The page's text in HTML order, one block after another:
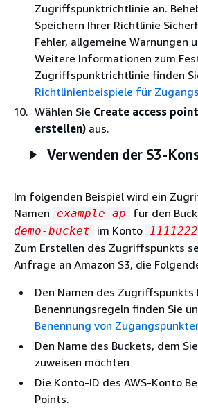
Zugriffspunktrichtlinie an.
Speichern Ihrer Richtlinie
Fehler, allgemeine Warnungen
Weitere Informationen zum
Zugriffspunktrichtlinie finden
Richtlinienbeispiele für
Wählen Sie Create access
erstellen) aus.
Verwenden der S3-
Im folgenden Beispiel wird ein
Namen example-ap für den
demo-bucket
im Konto
Zum Erstellen des Zugriffspunkts
Anfrage an Amazon S3, die
Den Namen des
Benennungsregeln finden Sie
Benennung von
Den Name des Buckets, dem
zuweisen möchten
Die Konto-ID des AWS-Konto
Points.